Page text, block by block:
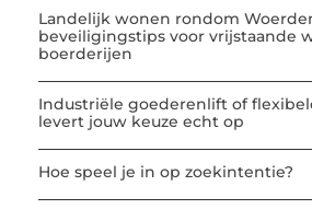
Landelijk wonen rondom
beveiligingstips voor vrijstaande
boerderijen
Industriële goederenlift of
levert jouw keuze echt op
Hoe speel je in op zoekintentie?